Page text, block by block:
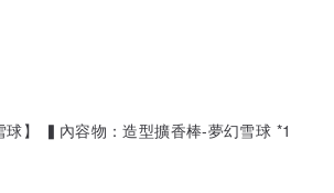
球】 ▍內容物：造型擴香棒-夢幻雪球 *1